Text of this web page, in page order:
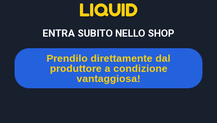
LIQUID
ENTRA SUBITO NELLO SHOP
Prendilo direttamente dal
produttore a condizione
vantaggiosa!